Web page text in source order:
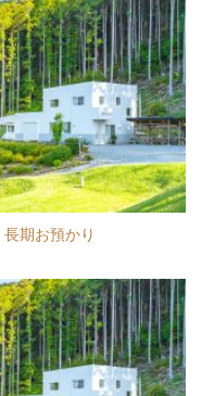
期お預かり